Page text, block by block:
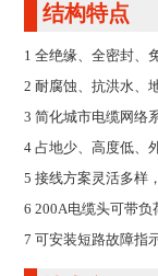
结构特点
1 全绝缘、全密封、
2 耐腐蚀、抗洪水、
3 简化城市电缆网络
4 占地少、高度低、
5 接线方案灵活多样
6 200A电缆头可带负
7 可安装短路故障指